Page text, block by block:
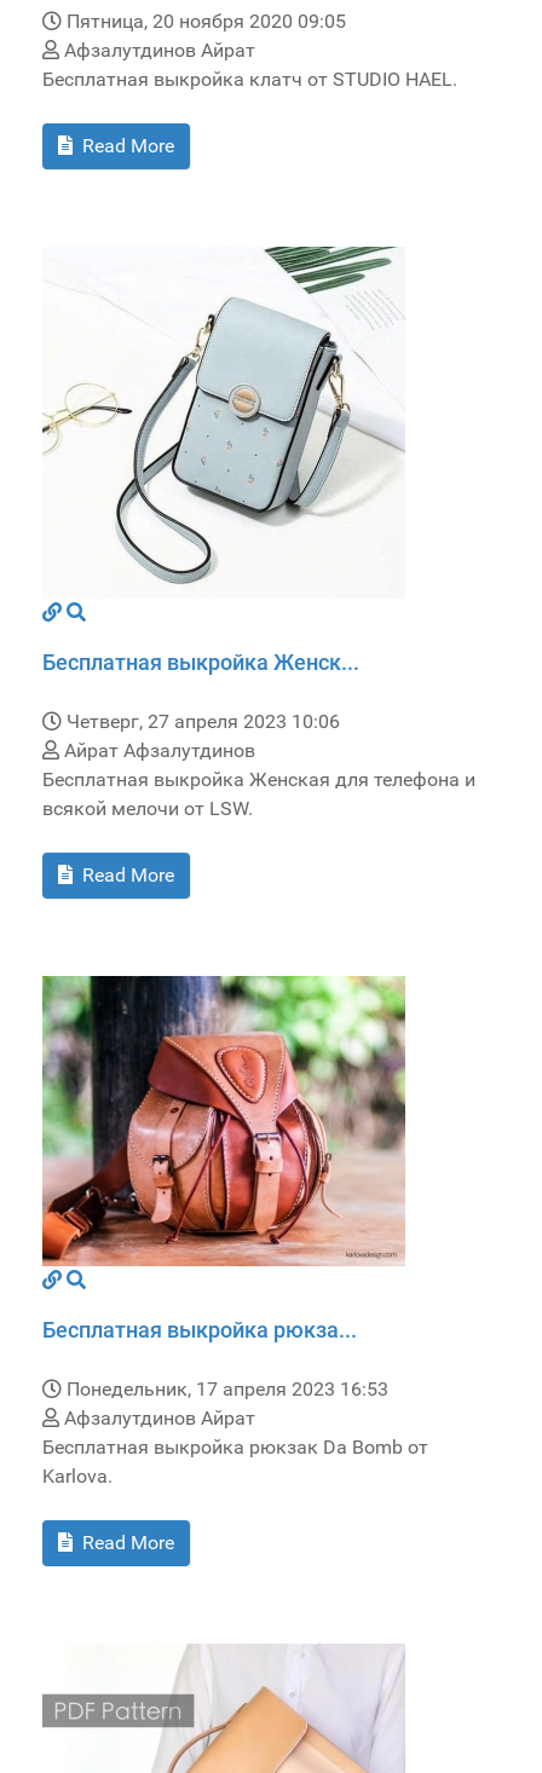
Пятница, 20 ноября 2020 09:05
Афзалутдинов Айрат
Бесплатная выкройка клатч от STUDIO HAEL.
Read More
Бесплатная выкройка Женск...
Четверг, 27 апреля 2023 10:06
Айрат Афзалутдинов
Бесплатная выкройка Женская для телефона и
всякой мелочи от LSW.
Read More
Бесплатная выкройка рюкза...
Понедельник, 17 апреля 2023 16:53
Афзалутдинов Айрат
Бесплатная выкройка рюкзак Da Bomb от
Karlova.
Read More